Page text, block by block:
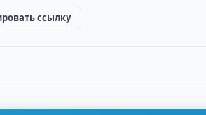
ссылку